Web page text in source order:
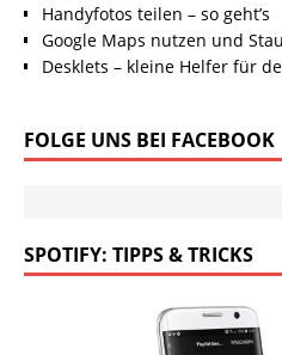
Handyfotos teilen – so geht’s
Google Maps nutzen und
Desklets – kleine Helfer für
FOLGE UNS BEI FACEBOOK
SPOTIFY: TIPPS & TRICKS